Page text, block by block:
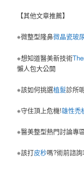
【其他文章推薦】
※微整型隆鼻微晶瓷玻
※想知道醫美新技術
懶人包大公開
※該如何挑選植髮診所
※守住頂上危機!雄性禿
※醫美整型熱門討論專
※該打皮秒嗎?術前諮